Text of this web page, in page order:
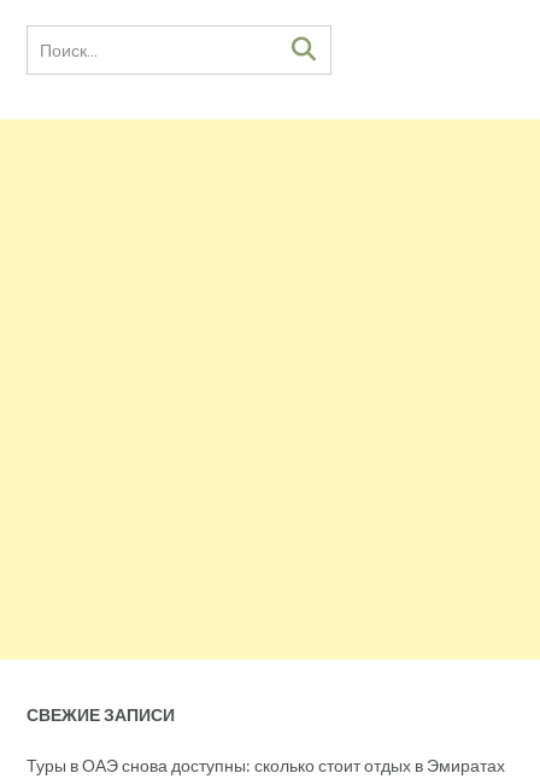
СВЕЖИЕ ЗАПИСИ
Туры в ОАЭ снова доступны: сколько стоит отдых в Эмиратах